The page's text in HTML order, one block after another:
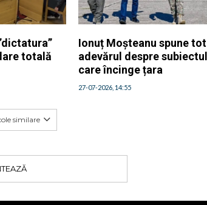
totală
Ionuț Moșteanu spune tot
adevărul despre subiectul
care încinge țara
27-07-2026, 14:55
similare